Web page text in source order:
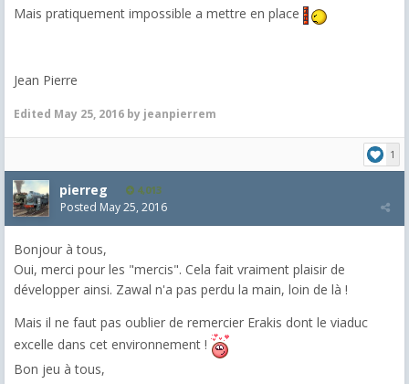
Mais pratiquement impossible a mettre en place
Jean Pierre
Edited May 25, 2016 by jeanpierrem
1
pierreg 4,013
Posted May 25, 2016
Bonjour à tous,
Oui, merci pour les "mercis". Cela fait vraiment plaisir de
développer ainsi. Zawal n'a pas perdu la main, loin de là !
Mais il ne faut pas oublier de remercier Erakis dont le viaduc
excelle dans cet environnement !
Bon jeu à tous,